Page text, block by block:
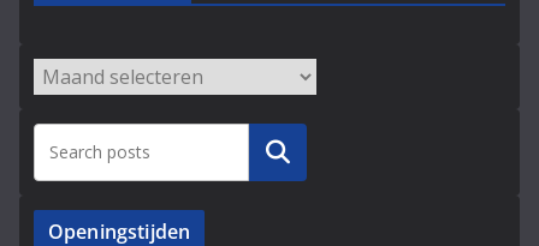
Archieven
Zoeken
Openingstijden